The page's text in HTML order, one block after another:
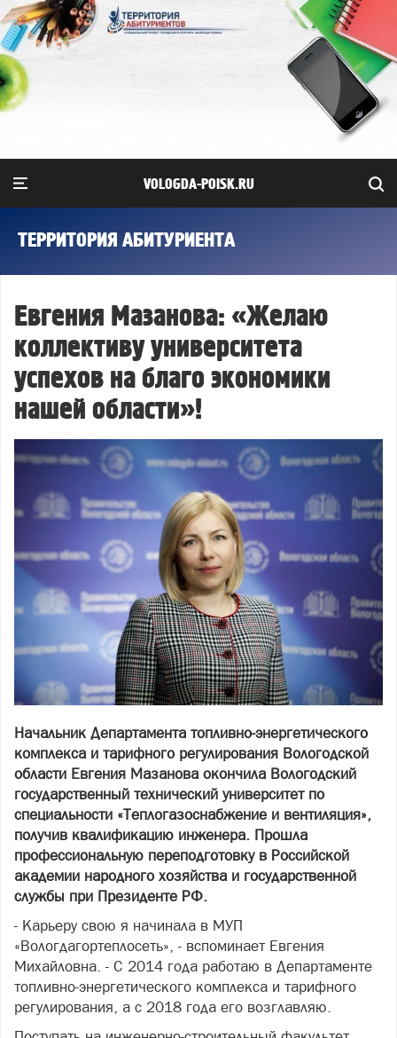
VOLOGDA-POISK.RU
ТЕРРИТОРИЯ АБИТУРИЕНТА
Евгения Мазанова: «Желаю
коллективу университета
успехов на благо экономики
нашей области»!
Начальник Департамента топливно-энергетического
комплекса и тарифного регулирования Вологодской
области Евгения Мазанова окончила Вологодский
государственный технический университет по
специальности «Теплогазоснабжение и вентиляция»,
получив квалификацию инженера. Прошла
профессиональную переподготовку в Российской
академии народного хозяйства и государственной
службы при Президенте РФ.
- Карьеру свою я начинала в МУП
«Вологдагортеплосеть», - вспоминает Евгения
Михайловна. - С 2014 года работаю в Департаменте
топливно-энергетического комплекса и тарифного
регулирования, а с 2018 года его возглавляю.